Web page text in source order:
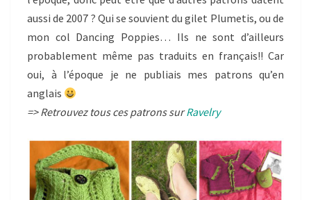
aussi de 2007 ? Qui se souvient du gilet Plumetis, ou de
mon col Dancing Poppies… Ils ne sont d’ailleurs
probablement même pas traduits en français!! Car
oui, à l’époque je ne publiais mes patrons qu’en
anglais
=> Retrouvez tous ces patrons surRavelry